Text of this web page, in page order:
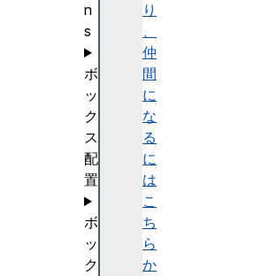
り
、
仲
間
に
な
る
に
は
こ
ち
ら
か
n
s
ボ
ッ
ク
ス
配
置
ボ
ッ
ク